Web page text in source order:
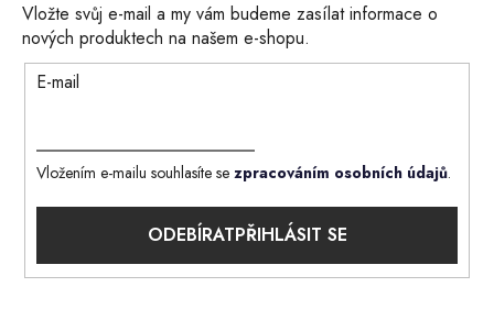
Vložte svůj e-mail a my vám budeme zasílat informace o
nových produktech na našem e-shopu.
E-mail
Vložením e-mailu souhlasíte se zpracováním osobních údajů.
PŘIHLÁSIT SE